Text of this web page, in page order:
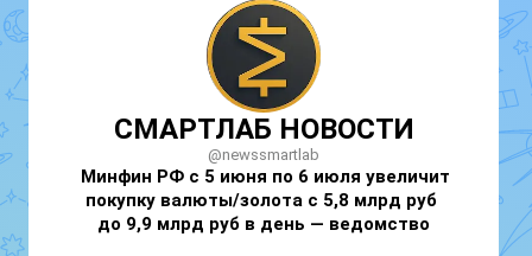
СМАРТЛАБ НОВОСТИ
@newssmartlab
Минфин РФ с 5 июня по 6 июля увеличит
покупку валюты/золота с 5,8 млрд руб
до 9,9 млрд руб в день — ведомство